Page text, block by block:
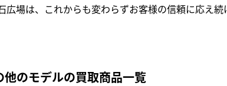
広場は、これからも変わらずお客様の信頼に応え続
他のモデルの買取商品一覧